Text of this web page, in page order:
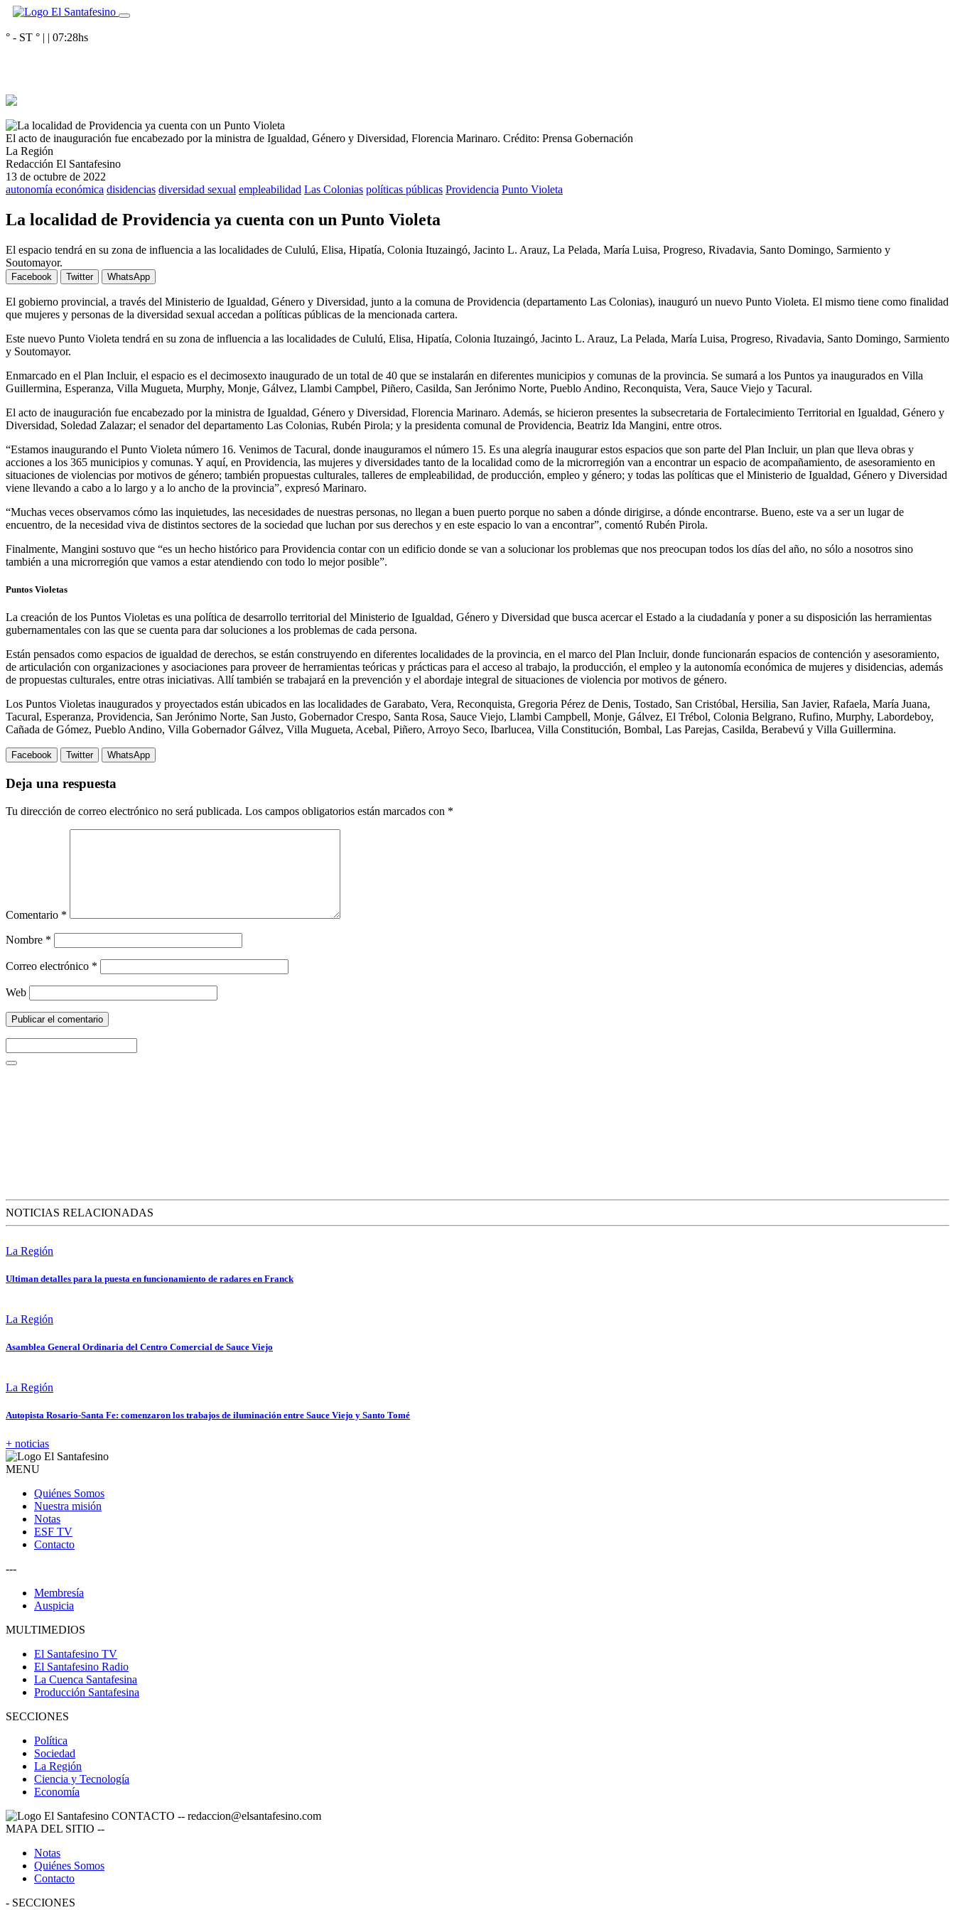
° - ST ° | | 07:28hs
El acto de inauguración fue encabezado por la ministra de Igualdad, Género y Diversidad, Florencia Marinaro. Crédito: Prensa Gobernación
La Región
Redacción El Santafesino
13 de octubre de 2022
autonomía económica disidencias diversidad sexual empleabilidad Las Colonias políticas públicas Providencia Punto Violeta
La localidad de Providencia ya cuenta con un Punto Violeta
El espacio tendrá en su zona de influencia a las localidades de Cululú, Elisa, Hipatía, Colonia Ituzaingó, Jacinto L. Arauz, La Pelada, María Luisa, Progreso, Rivadavia, Santo Domingo, Sarmiento y
Soutomayor.
Facebook Twitter WhatsApp
El gobierno provincial, a través del Ministerio de Igualdad, Género y Diversidad, junto a la comuna de Providencia (departamento Las Colonias), inauguró un nuevo Punto Violeta. El mismo tiene como finalidad
que mujeres y personas de la diversidad sexual accedan a políticas públicas de la mencionada cartera.
Este nuevo Punto Violeta tendrá en su zona de influencia a las localidades de Cululú, Elisa, Hipatía, Colonia Ituzaingó, Jacinto L. Arauz, La Pelada, María Luisa, Progreso, Rivadavia, Santo Domingo, Sarmiento
y Soutomayor.
Enmarcado en el Plan Incluir, el espacio es el decimosexto inaugurado de un total de 40 que se instalarán en diferentes municipios y comunas de la provincia. Se sumará a los Puntos ya inaugurados en Villa
Guillermina, Esperanza, Villa Mugueta, Murphy, Monje, Gálvez, Llambi Campbel, Piñero, Casilda, San Jerónimo Norte, Pueblo Andino, Reconquista, Vera, Sauce Viejo y Tacural.
El acto de inauguración fue encabezado por la ministra de Igualdad, Género y Diversidad, Florencia Marinaro. Además, se hicieron presentes la subsecretaria de Fortalecimiento Territorial en Igualdad, Género y
Diversidad, Soledad Zalazar; el senador del departamento Las Colonias, Rubén Pirola; y la presidenta comunal de Providencia, Beatriz Ida Mangini, entre otros.
“Estamos inaugurando el Punto Violeta número 16. Venimos de Tacural, donde inauguramos el número 15. Es una alegría inaugurar estos espacios que son parte del Plan Incluir, un plan que lleva obras y
acciones a los 365 municipios y comunas. Y aquí, en Providencia, las mujeres y diversidades tanto de la localidad como de la microrregión van a encontrar un espacio de acompañamiento, de asesoramiento en
situaciones de violencias por motivos de género; también propuestas culturales, talleres de empleabilidad, de producción, empleo y género; y todas las políticas que el Ministerio de Igualdad, Género y Diversidad
viene llevando a cabo a lo largo y a lo ancho de la provincia”, expresó Marinaro.
“Muchas veces observamos cómo las inquietudes, las necesidades de nuestras personas, no llegan a buen puerto porque no saben a dónde dirigirse, a dónde encontrarse. Bueno, este va a ser un lugar de
encuentro, de la necesidad viva de distintos sectores de la sociedad que luchan por sus derechos y en este espacio lo van a encontrar”, comentó Rubén Pirola.
Finalmente, Mangini sostuvo que “es un hecho histórico para Providencia contar con un edificio donde se van a solucionar los problemas que nos preocupan todos los días del año, no sólo a nosotros sino
también a una microrregión que vamos a estar atendiendo con todo lo mejor posible”.
Puntos Violetas
La creación de los Puntos Violetas es una política de desarrollo territorial del Ministerio de Igualdad, Género y Diversidad que busca acercar el Estado a la ciudadanía y poner a su disposición las herramientas
gubernamentales con las que se cuenta para dar soluciones a los problemas de cada persona.
Están pensados como espacios de igualdad de derechos, se están construyendo en diferentes localidades de la provincia, en el marco del Plan Incluir, donde funcionarán espacios de contención y asesoramiento,
de articulación con organizaciones y asociaciones para proveer de herramientas teóricas y prácticas para el acceso al trabajo, la producción, el empleo y la autonomía económica de mujeres y disidencias, además
de propuestas culturales, entre otras iniciativas. Allí también se trabajará en la prevención y el abordaje integral de situaciones de violencia por motivos de género.
Los Puntos Violetas inaugurados y proyectados están ubicados en las localidades de Garabato, Vera, Reconquista, Gregoria Pérez de Denis, Tostado, San Cristóbal, Hersilia, San Javier, Rafaela, María Juana,
Tacural, Esperanza, Providencia, San Jerónimo Norte, San Justo, Gobernador Crespo, Santa Rosa, Sauce Viejo, Llambi Campbell, Monje, Gálvez, El Trébol, Colonia Belgrano, Rufino, Murphy, Labordeboy,
Cañada de Gómez, Pueblo Andino, Villa Gobernador Gálvez, Villa Mugueta, Acebal, Piñero, Arroyo Seco, Ibarlucea, Villa Constitución, Bombal, Las Parejas, Casilda, Berabevú y Villa Guillermina.
Facebook Twitter WhatsApp
Deja una respuesta
Tu dirección de correo electrónico no será publicada. Los campos obligatorios están marcados con *
Comentario *
Nombre *
Correo electrónico *
Web
NOTICIAS RELACIONADAS
La Región
Ultiman detalles para la puesta en funcionamiento de radares en Franck
La Región
Asamblea General Ordinaria del Centro Comercial de Sauce Viejo
La Región
Autopista Rosario-Santa Fe: comenzaron los trabajos de iluminación entre Sauce Viejo y Santo Tomé
+ noticias
MENU
Quiénes Somos
Nuestra misión
Notas
ESF TV
Contacto
---
Membresía
Auspicia
MULTIMEDIOS
El Santafesino TV
El Santafesino Radio
La Cuenca Santafesina
Producción Santafesina
SECCIONES
Política
Sociedad
La Región
Ciencia y Tecnología
Economía
CONTACTO -- redaccion@elsantafesino.com
MAPA DEL SITIO --
Notas
Quiénes Somos
Contacto
- SECCIONES